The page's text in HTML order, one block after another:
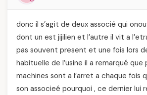
donc il s’agit de deux associé qui
dont un est jijilien et l’autre il vit a
pas souvent present et une fois lors
habituelle de l’usine il a remarqué que
machines sont a l’arret a chaque fois
son associeé pourquoi , ce dernier lui